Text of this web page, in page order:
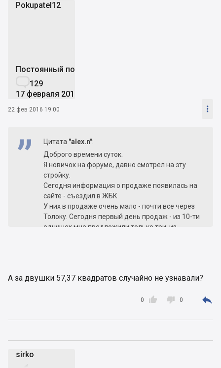
Pokupatel12
Постоянный пользователь
129
17 февраля 2016
22 фев 2016 19:00 
Цитата "alex.n":
Доброго времени суток.
Я новичок на форуме, давно смотрел на эту
стройку.
Сегодня информация о продаже появилась на
сайте - съездил в ЖБК.
У них в продаже очень мало - почти все через
Толоку. Сегодня первый день продаж - из 10-ти
однушек мне предложили только три, из
15,2.
А за двушки 57,37 квадратов случайно не узнавали?

0  0 
sirko